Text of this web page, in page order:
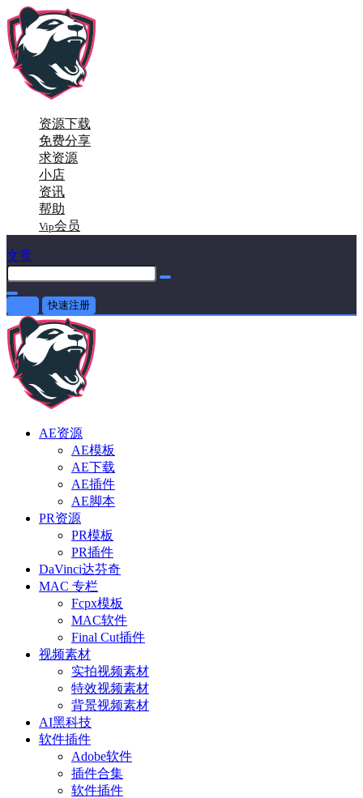
资源下载
免费分享
求资源
小店
资讯
帮助
Vip会员
文章
快速注册
AE资源
AE模板
AE下载
AE插件
AE脚本
PR资源
PR模板
PR插件
DaVinci达芬奇
MAC 专栏
Fcpx模板
MAC软件
Final Cut插件
视频素材
实拍视频素材
特效视频素材
背景视频素材
AI黑科技
软件插件
Adobe软件
插件合集
软件插件